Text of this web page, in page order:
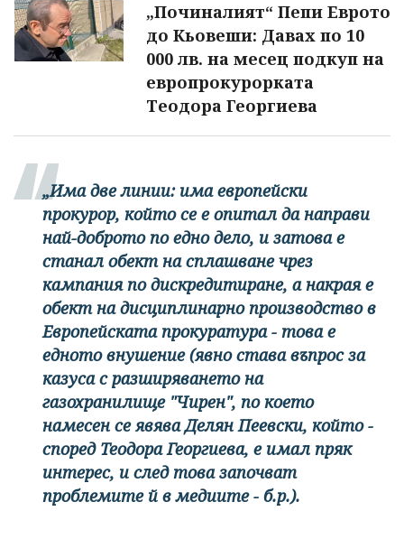
„Починалият“ Пепи Еврото
до Кьовеши: Давах по 10
000 лв. на месец подкуп на
европрокурорката
Теодора Георгиева
„Има две линии: има европейски
прокурор, който се е опитал да направи
най-доброто по едно дело, и затова е
станал обект на сплашване чрез
кампания по дискредитиране, а накрая е
обект на дисциплинарно производство в
Европейската прокуратура - това е
едното внушение (явно става въпрос за
казуса с разширяването на
газохранилище "Чирен", по което
намесен се явява Делян Пеевски, който -
според Теодора Георгиева, е имал пряк
интерес, и след това започват
проблемите й в медиите - б.р.).